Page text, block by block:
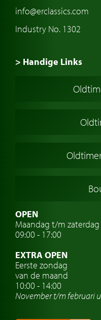
info@erclassics.com
Industry No. 1302
> Handige Links
Amerikaanse oldtimers
Franse oldtimers
Zweedse oldtimers
Oldtimer verzekering
Oldtimer reizen
Oldtimerwerkplaats
Automerk horloges
OPEN
Maandag t/m zaterdag
09:00 - 17:00
EXTRA OPEN
Eerste zondag
van de maand
10:00 - 14:00
November t/m februari